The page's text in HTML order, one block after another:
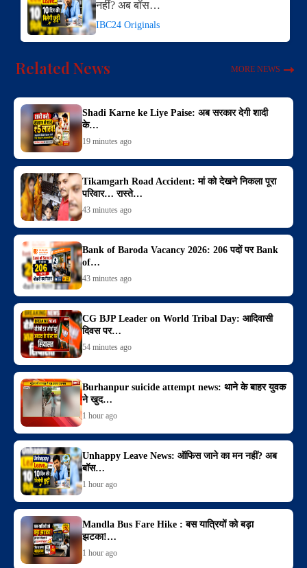
नहीं? अब बॉस…
IBC24 Originals
Related News MORE NEWS
Shadi Karne ke Liye Paise: अब सरकार देगी शादी
के…
19 minutes ago
Tikamgarh Road Accident: मां को देखने निकला पूरा
परिवार… रास्ते…
43 minutes ago
Bank of Baroda Vacancy 2026: 206 पदों पर Bank
of…
43 minutes ago
CG BJP Leader on World Tribal Day: आदिवासी
दिवस पर…
54 minutes ago
Burhanpur suicide attempt news: थाने के बाहर युवक
ने खुद…
1 hour ago
Unhappy Leave News: ऑफिस जाने का मन नहीं? अब
बॉस…
1 hour ago
Mandla Bus Fare Hike : बस यात्रियों को बड़ा
झटका!…
1 hour ago